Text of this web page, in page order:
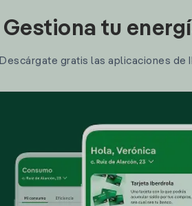
Gestiona tu
Descárgate gratis las aplicaciones de